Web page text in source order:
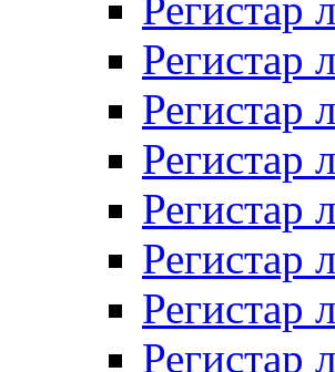
Регистар
Регистар
Регистар
Регистар
Регистар
Регистар
Регистар